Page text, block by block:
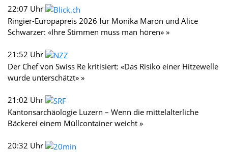
22:07 Uhr
Ringier-Europapreis 2026 für Monika Maron und Alice
Schwarzer: «Ihre Stimmen muss man hören» »
21:52 Uhr
Der Chef von Swiss Re kritisiert: «Das Risiko einer Hitzewelle
wurde unterschätzt» »
21:02 Uhr
Kantonsarchäologie Luzern – Wenn die mittelalterliche
Bäckerei einem Müllcontainer weicht »
20:32 Uhr